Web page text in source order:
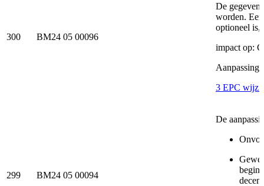
300 BM24 05 00096
De
worden.
optioneel is,
impact op:
3 EPC
299 BM24 05 00094
De